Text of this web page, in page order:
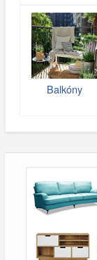
Balkóny